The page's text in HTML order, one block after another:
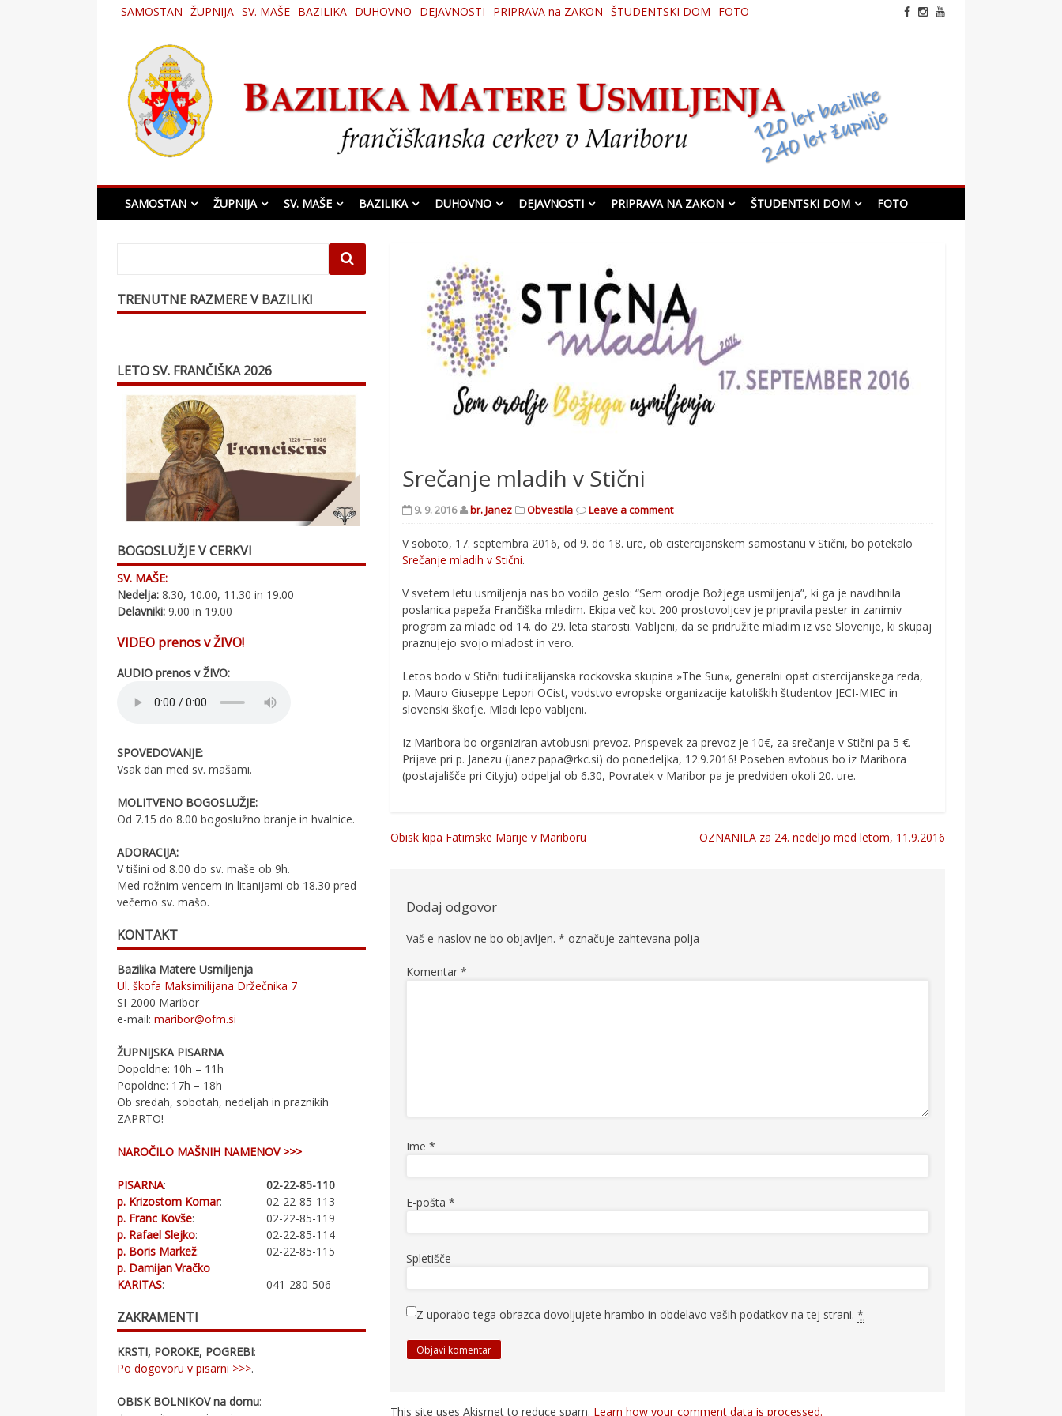
SAMOSTAN ŽUPNIJA SV. MAŠE BAZILIKA DUHOVNO DEJAVNOSTI PRIPRAVA na ZAKON ŠTUDENTSKI DOM FOTO
Bazilika Matere Usmiljenja
SAMOSTAN ŽUPNIJA SV. MAŠE BAZILIKA DUHOVNO DEJAVNOSTI PRIPRAVA NA ZAKON ŠTUDENTSKI DOM FOTO
Srečanje mladih v Stični
9. 9. 2016 br. Janez Obvestila Leave a comment
V soboto, 17. septembra 2016, od 9. do 18. ure, ob cistercijanskem samostanu v Stični, bo potekalo
Srečanje mladih v Stični.
V svetem letu usmiljenja nas bo vodilo geslo: “Sem orodje Božjega usmiljenja”, ki ga je navdihnila
poslanica papeža Frančiška mladim. Ekipa več kot 200 prostovoljcev je pripravila pester in zanimiv
program za mlade od 14. do 29. leta starosti. Vabljeni, da se pridružite mladim iz vse Slovenije, ki skupaj
praznujejo svojo mladost in vero.
Letos bodo v Stični tudi italijanska rockovska skupina »The Sun«, generalni opat cistercijanskega reda,
p. Mauro Giuseppe Lepori OCist, vodstvo evropske organizacije katoliških študentov JECI-MIEC in
slovenski škofje. Mladi lepo vabljeni.
Iz Maribora bo organiziran avtobusni prevoz. Prispevek za prevoz je 10€, za srečanje v Stični pa 5 €.
Prijave pri p. Janezu (janez.papa@rkc.si) do ponedeljka, 12.9.2016! Poseben avtobus bo iz Maribora
(postajališče pri Cityju) odpeljal ob 6.30, Povratek v Maribor pa je predviden okoli 20. ure.
Obisk kipa Fatimske Marije v Mariboru OZNANILA za 24. nedeljo med letom, 11.9.2016
Dodaj odgovor
Vaš e-naslov ne bo objavljen. * označuje zahtevana polja
Komentar *
Ime *
E-pošta *
Spletišče
Z uporabo tega obrazca dovoljujete hrambo in obdelavo vaših podatkov na tej strani. *
This site uses Akismet to reduce spam. Learn how your comment data is processed.
TRENUTNE RAZMERE V BAZILIKI
LETO SV. FRANČIŠKA 2026
BOGOSLUŽJE V CERKVI
SV. MAŠE:
Nedelja: 8.30, 10.00, 11.30 in 19.00
Delavniki: 9.00 in 19.00
VIDEO prenos v ŽIVO!
AUDIO prenos v ŽIVO:
SPOVEDOVANJE:
Vsak dan med sv. mašami.
MOLITVENO BOGOSLUŽJE:
Od 7.15 do 8.00 bogoslužno branje in hvalnice.
ADORACIJA:
V tišini od 8.00 do sv. maše ob 9h.
Med rožnim vencem in litanijami ob 18.30 pred
večerno sv. mašo.
KONTAKT
Bazilika Matere Usmiljenja
Ul. škofa Maksimilijana Držečnika 7
SI-2000 Maribor
e-mail:maribor@ofm.si
ŽUPNIJSKA PISARNA
Dopoldne: 10h – 11h
Popoldne: 17h – 18h
Ob sredah, sobotah, nedeljah in praznikih
ZAPRTO!
NAROČILO MAŠNIH NAMENOV >>>
PISARNA:
02-22-85-110
p. Krizostom Komar:
02-22-85-113
p. Franc Kovše:
02-22-85-119
p. Rafael Slejko:
02-22-85-114
p. Boris Markež:
02-22-85-115
p. Damijan Vračko
KARITAS: 041-280-506
ZAKRAMENTI
KRSTI, POROKE, POGREBI:
Po dogovoru v pisarni >>>.
OBISK BOLNIKOV na domu: